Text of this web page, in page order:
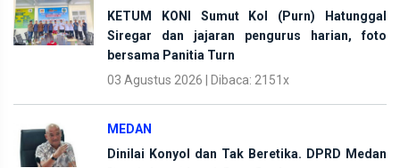
KETUM KONI Sumut Kol (Purn) Hatunggal
Siregar dan jajaran pengurus harian, foto
bersama Panitia Turn
03 Agustus 2026 | Dibaca: 2151x
MEDAN
Dinilai Konyol dan Tak Beretika. DPRD Medan